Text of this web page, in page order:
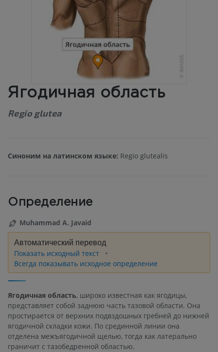
Ягодичная область
Regio glutea
Синоним на латинском языке: Regio glutealis
Определение
Muhammad A. Javaid
Автоматический перевод
Показать исходный текст
Всегда показывать исходное определение
Ягодичная область, широко известная как ягодицы,
представляет собой заднюю часть тазовой области. Она
простирается от верхних подвздошных гребней до нижней
ягодичной складки кожи. По срединной линии она
отделена межъягодичной щелью, тогда как латерально
граничит с тазобедренной областью.